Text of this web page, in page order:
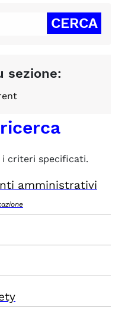
sezione:
i criteri specificati.
amministrativi